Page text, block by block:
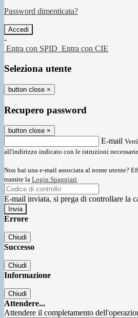
Password dimenticata?
-
Entra con SPID Entra con CIE
Seleziona utente
button close ×
Recupero password
button close ×
E-mail
all'indirizzo indicato con le istruzioni
Non hai una e-mail associata al nome utente?
tramite la Login Spaggiari
E-mail inviata, si prega di controllare la
Errore
Chiudi
Successo
Chiudi
Informazione
Chiudi
Attendere...
Attendere il completamento